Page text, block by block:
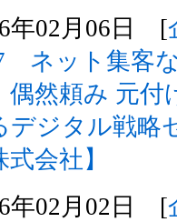
年02月06日 [
ネット集客
偶然頼み 元付
デジタル戦略
式会社】
年02月02日 [